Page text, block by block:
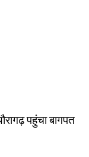
पहुंचा बागपत